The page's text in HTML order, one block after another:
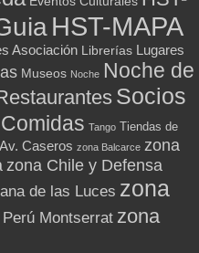
HST-MAPA
Asociación Librerías Lugares
Museos Noche Noche de
Socios
Tango Tiendas de
Caseros zona Balcarce zona
zona Chile y Defensa
de las Luces zona
Montserrat zona